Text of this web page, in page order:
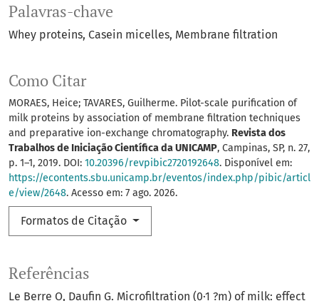
Palavras-chave
Whey proteins Casein micelles Membrane filtration
Como Citar
MORAES, Heice; TAVARES, Guilherme. Pilot-scale purification of
milk proteins by association of membrane filtration techniques
and preparative ion-exchange chromatography. Revista dos
Trabalhos de Iniciação Científica da UNICAMP, Campinas, SP, n. 27,
p. 1–1, 2019. DOI: 10.20396/revpibic2720192648. Disponível em:
https://econtents.sbu.unicamp.br/eventos/index.php/pibic/articl
e/view/2648. Acesso em: 7 ago. 2026.
Formatos de Citação
Referências
Le Berre O, Daufin G. Microfiltration (0·1 ?m) of milk: effect